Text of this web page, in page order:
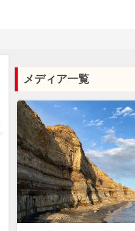
メディア一覧